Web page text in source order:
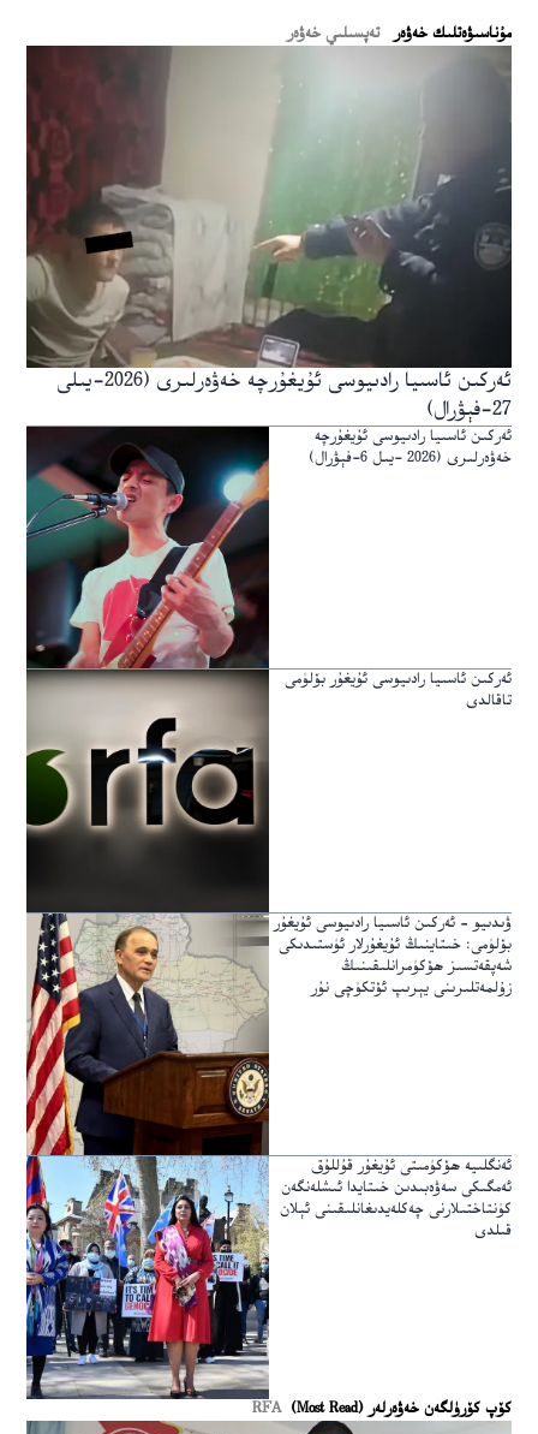
ﻣﯘﻧﺎﺳﯩﯟﻩﺗﻠﯩﻚ ﺧﻪﯞﻩﺭ تەپسىلىي خەۋەر
ئەركىن ئاسىيا رادىيوسى ئۇيغۇرچە خەۋەرلىرى (2026-يىلى
27-فېۋرال)
ئەركىن ئاسىيا رادىيوسى ئۇيغۇرچە
خەۋەرلىرى (2026 -يىل 6-فېۋرال)
ئەركىن ئاسىيا رادىيوسى ئۇيغۇر بۆلۈمى
تاقالدى
ۋىدىيو – ئەركىن ئاسىيا رادىيوسى ئۇيغۇر
بۆلۈمى: خىتاينىڭ ئۇيغۇرلار ئۈستىدىكى
شەپقەتسىز ھۆكۈمرانلىقىنىڭ
زۇلمەتلىرىنى يېرىپ ئۆتكۈچى نۇر
ئەنگلىيە ھۆكۈمىتى ئۇيغۇر قۇللۇق
ئەمگىكى سەۋەبىدىن خىتايدا ئىشلەنگەن
كۈنتاختىلارنى چەكلەيدىغانلىقىنى ئېلان
قىلدى
كۆپ كۆرۈلگەن خەۋەرلەر (Most Read) RFA